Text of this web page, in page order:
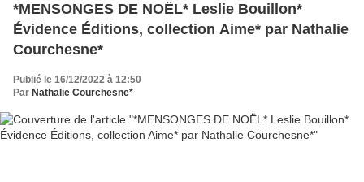
*MENSONGES DE NOËL* Leslie Bouillon*
Évidence Éditions, collection Aime* par Nathalie
Courchesne*
Publié le 16/12/2022 à 12:50
Par Nathalie Courchesne*